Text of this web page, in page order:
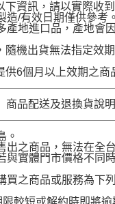
下資訊，請以實際收
/有效日期僅供參考。
地進口品，產地會
隨機出貨無法指定效
供6個月以上效期之商
商品配送及退換貨說明
。
出之商品，無法在全
與實體門市價格不同
買之商品或服務為下
較短或解約時即將逾